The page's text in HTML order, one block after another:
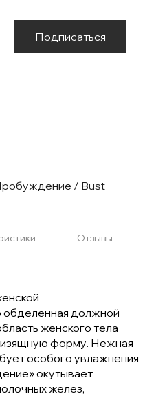
Подписаться
/ Bust
Отзывы
обделенная должной
женского тела
изящную форму. Нежная
особого увлажнения
окутывает
желез,